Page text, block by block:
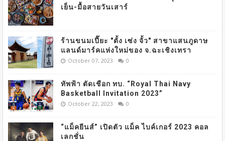
เย็น-มื้อสายวันเสาร์
ร้านขนมเปี๊ยะ "ตั้ง เซ่ง จั้ว" สาขาแสนภูดาษ
แลนด์มาร์คแห่งใหม่ของ จ.ฉะเชิงเทรา
October 07, 2023 0
ทัพฟ้า ตัดเชือก ทบ. “Royal Thai Navy
Basketball Invitation 2023”
October 22, 2023 0
“แม็คยีนส์” เปิดตัว แม็ค ไบค์เกอร์ 2023 คอล
เลกชั่น